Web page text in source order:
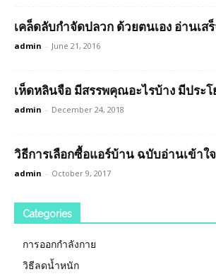
เคล็ดลับกำจัดปลวก ด้วยตนเอง อ่านเ
admin - June 21, 2016
เห็ดหลินจือ มีสรรพคุณอะไรบ้าง มีประ
admin - December 24, 2018
วิธีการเลือกซื้อแอร์บ้าน ฉบับอ่านเข้าใ
admin - October 9, 2017
Categories
การออกกำลังกาย
วิธีลดน้ำหนัก